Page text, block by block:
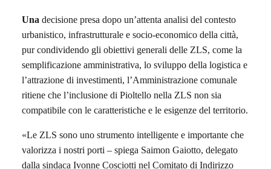
Una decisione presa dopo un’attenta analisi del contesto
urbanistico, infrastrutturale e socio-economico della città,
purcondividendo gli obiettivi generali delle ZLS, come la
semplificazione amministrativa, lo sviluppo della logistica e
l’attrazione di investimenti, l’Amministrazione comunale
ritiene che l’inclusione di Pioltello nella ZLS non sia
compatibile con le caratteristiche e le esigenze del territorio.
«Le ZLS sono uno strumento intelligente e importante che
valorizza i nostri porti – spiega Saimon Gaiotto, delegato
dalla sindaca Ivonne Cosciotti nel Comitato di Indirizzo